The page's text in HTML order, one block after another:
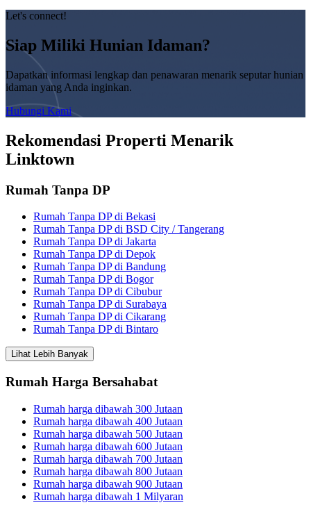
Let's connect!
Siap Miliki Hunian Idaman?
Dapatkan informasi lengkap dan penawaran menarik seputar hunian
idaman yang Anda inginkan.
Hubungi Kami
Rekomendasi Properti Menarik
Linktown
Rumah Tanpa DP
Rumah Tanpa DP di Bekasi
Rumah Tanpa DP di BSD City / Tangerang
Rumah Tanpa DP di Jakarta
Rumah Tanpa DP di Depok
Rumah Tanpa DP di Bandung
Rumah Tanpa DP di Bogor
Rumah Tanpa DP di Cibubur
Rumah Tanpa DP di Surabaya
Rumah Tanpa DP di Cikarang
Rumah Tanpa DP di Bintaro
Lihat Lebih Banyak
Rumah Harga Bersahabat
Rumah harga dibawah 300 Jutaan
Rumah harga dibawah 400 Jutaan
Rumah harga dibawah 500 Jutaan
Rumah harga dibawah 600 Jutaan
Rumah harga dibawah 700 Jutaan
Rumah harga dibawah 800 Jutaan
Rumah harga dibawah 900 Jutaan
Rumah harga dibawah 1 Milyaran